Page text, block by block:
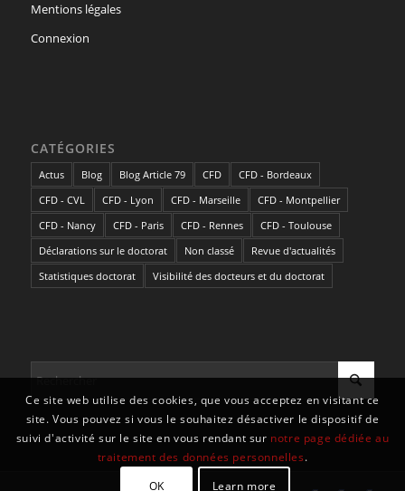
Mentions légales
Connexion
CATÉGORIES
Actus Blog Blog Article 79 CFD
CFD - Bordeaux
CFD - CVL
CFD - Lyon CFD - Marseille
CFD - Montpellier
CFD - Nancy
CFD - Paris CFD - Rennes
CFD - Toulouse
Déclarations sur le doctorat
Non classé
Revue d'actualités
Statistiques doctorat
Visibilité des docteurs et du doctorat
Ce site web utilise des cookies, que vous acceptez en visitant ce
site. Vous pouvez si vous le souhaitez désactiver le dispositif de
suivi d'activité sur le site en vous rendant sur notre page dédiée au
traitement des données personnelles.
OK
Learn more